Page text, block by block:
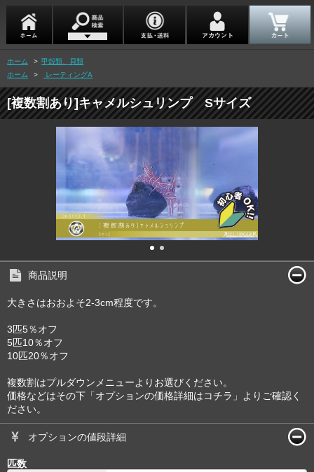
ホーム > 甲殻類、貝類
ホーム
> レーティングA
[複数割あり]キャメルシュリンプ Sサイズ
商品説明
大きさはおおよそ2-3cm程度です。
3匹5％オフ
5匹10％オフ
10匹20％オフ
複数割はプルダウンメニューよりお選びください。
価格などはその下「オプションの価格詳細はコチラ」よりご確認く
ださい。
オプションの値段詳細
匹数